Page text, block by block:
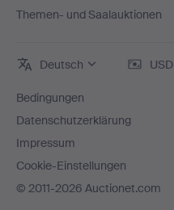
Themen- und Saalauktionen
Deutsch USD
Bedingungen
Datenschutzerklärung
Impressum
Cookie-Einstellungen
© 2011-2026 Auctionet.com